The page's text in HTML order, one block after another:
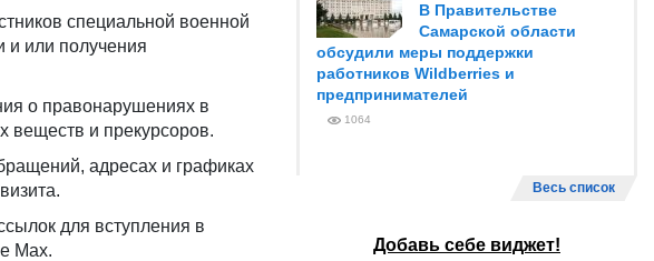
специальной военной
и или получения
о правонарушениях в
веществ и прекурсоров.
адресах и графиках
для вступления в
Max.
В Правительстве
Самарской области
обсудили меры поддержки
работников Wildberries и
предпринимателей
1064
Весь список
Добавь себе виджет!